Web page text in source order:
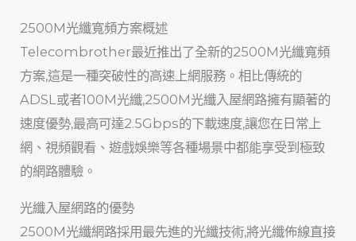
2500M光纖寬頻方案概述
Telecombrother最近推出了全新的2500M光纖寬頻
方案,這是一種突破性的高速上網服務。相比傳統的
ADSL或者100M光纖,2500M光纖入屋網路擁有顯著的
速度優勢,最高可達2.5Gbps的下載速度,讓您在日常上
網、視頻觀看、遊戲娛樂等各種場景中都能享受到極致
的網路體驗。
光纖入屋網路的優勢
2500M光纖網路採用最先進的光纖技術,將光纖佈線直接